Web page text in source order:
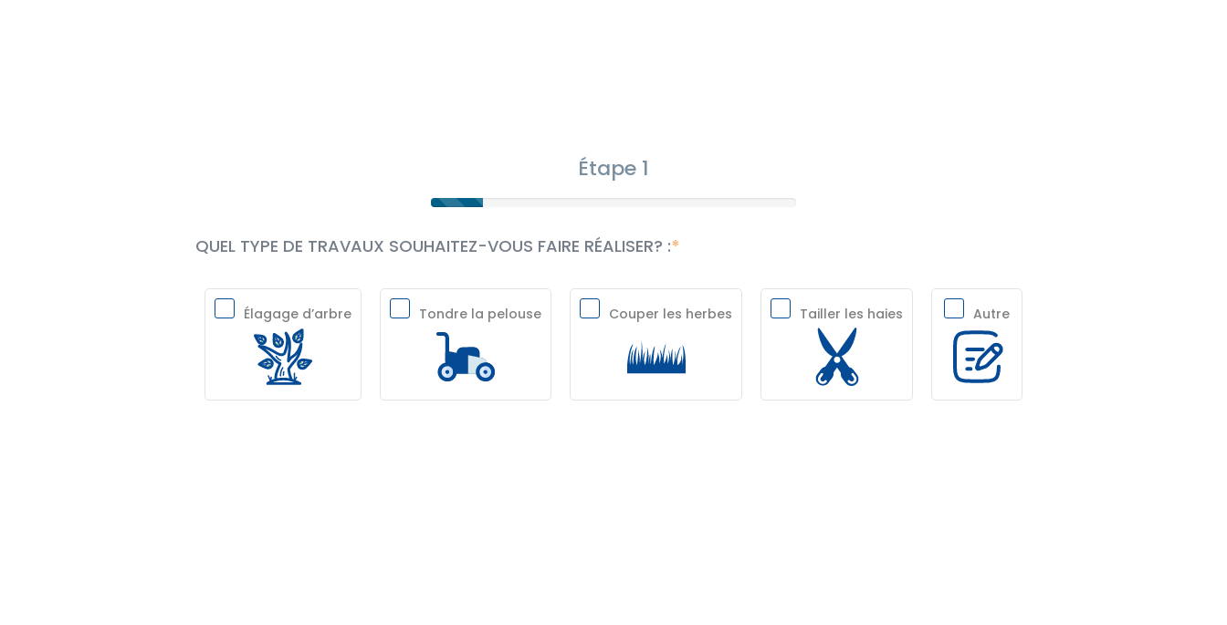
Étape 1
QUEL TYPE DE TRAVAUX SOUHAITEZ-VOUS FAIRE RÉALISER? :
Élagage d’arbre Tondre la pelouse Couper les herbes Tailler les haies Autre